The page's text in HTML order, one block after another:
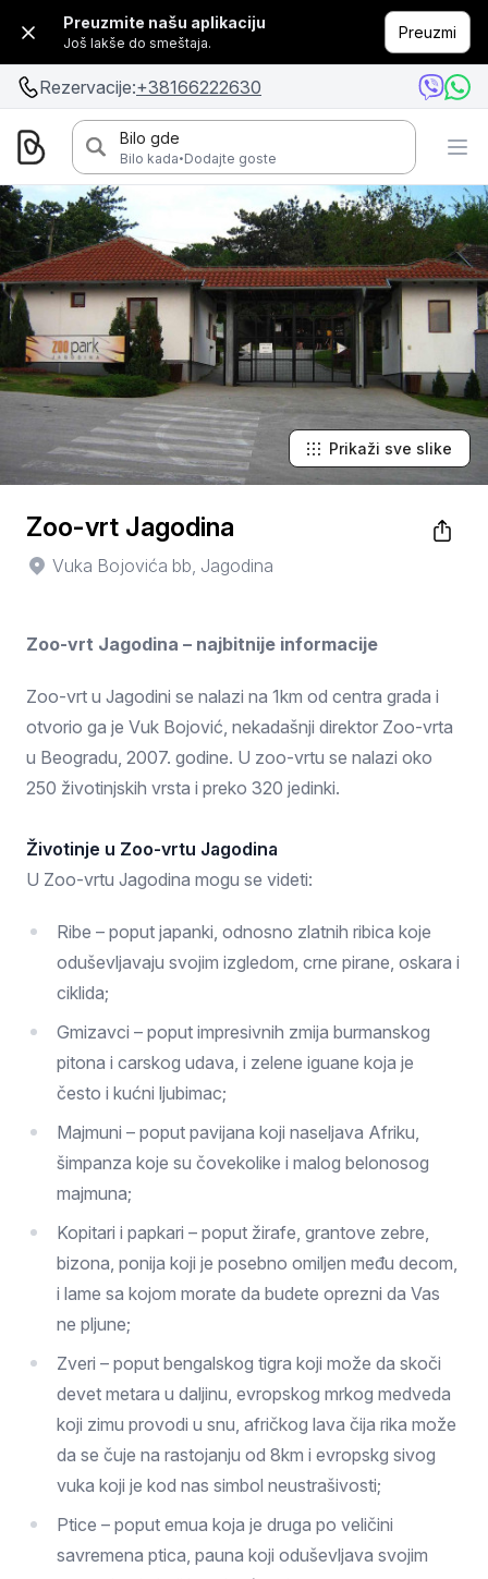
Preuzmite našu aplikaciju
Još lakše do smeštaja.
Preuzmi
Rezervacije:+38166222630
Bilo gde
Bilo kada·Dodajte goste
Prikaži sve slike
Zoo-vrt Jagodina
Vuka Bojovića bb, Jagodina
Zoo-vrt Jagodina – najbitnije informacije
Zoo-vrt u Jagodini se nalazi na 1km od centra grada i
otvorio ga je Vuk Bojović, nekadašnji direktor Zoo-vrta
u Beogradu, 2007. godine. U zoo-vrtu se nalazi oko
250 životinjskih vrsta i preko 320 jedinki.
Životinje u Zoo-vrtu Jagodina
U Zoo-vrtu Jagodina mogu se videti:
Ribe – poput japanki, odnosno zlatnih ribica koje
oduševljavaju svojim izgledom, crne pirane, oskara i
ciklida;
Gmizavci – poput impresivnih zmija burmanskog
pitona i carskog udava, i zelene iguane koja je
često i kućni ljubimac;
Majmuni – poput pavijana koji naseljava Afriku,
šimpanza koje su čovekolike i malog belonosog
majmuna;
Kopitari i papkari – poput žirafe, grantove zebre,
bizona, ponija koji je posebno omiljen među decom,
i lame sa kojom morate da budete oprezni da Vas
ne pljune;
Zveri – poput bengalskog tigra koji može da skoči
devet metara u daljinu, evropskog mrkog medveda
koji zimu provodi u snu, afričkog lava čija rika može
da se čuje na rastojanju od 8km i evropskg sivog
vuka koji je kod nas simbol neustrašivosti;
Ptice – poput emua koja je druga po veličini
savremena ptica, pauna koji oduševljava svojim